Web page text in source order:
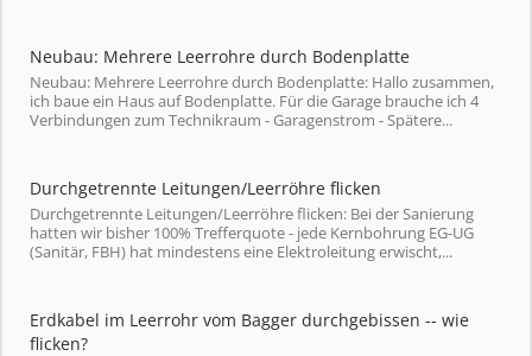
Neubau: Mehrere Leerrohre durch Bodenplatte
Neubau: Mehrere Leerrohre durch Bodenplatte: Hallo zusammen,
ich baue ein Haus auf Bodenplatte. Für die Garage brauche ich 4
Verbindungen zum Technikraum - Garagenstrom - Spätere...
Durchgetrennte Leitungen/Leerröhre flicken
Durchgetrennte Leitungen/Leerröhre flicken: Bei der Sanierung
hatten wir bisher 100% Trefferquote - jede Kernbohrung EG-UG
(Sanitär, FBH) hat mindestens eine Elektroleitung erwischt,...
Erdkabel im Leerrohr vom Bagger durchgebissen -- wie
flicken?